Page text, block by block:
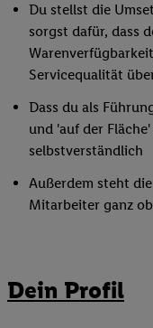
Du stellst die
sorgst dafür, dass
Servicequalität
Dass du als
und 'auf der
selbstverständlich
Außerdem steht
Mitarbeiter ganz
Dein Profil